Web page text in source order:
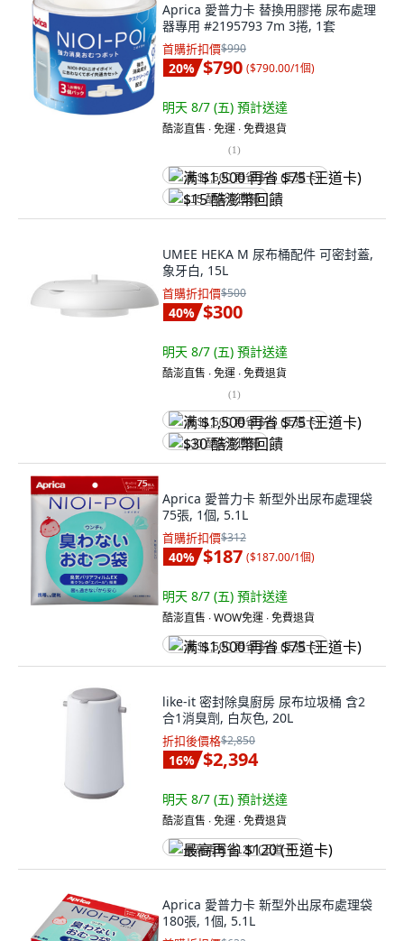
Aprica 愛普力卡 替換用膠捲 尿布處理
器專用 #2195793 7m 3捲, 1套
首購折扣價$990
20% $790 ($790.00/1個)
明天 8/7 (五) 預計送達
酷澎直售 ∙ 免運 ∙ 免費退貨
(1)
满 $1,500 再省 $75 (王道卡)
$15 酷澎幣回饋
UMEE HEKA M 尿布桶配件 可密封蓋,
象牙白, 15L
首購折扣價$500
40% $300
明天 8/7 (五) 預計送達
酷澎直售 ∙ 免運 ∙ 免費退貨
(1)
满 $1,500 再省 $75 (王道卡)
$30 酷澎幣回饋
Aprica 愛普力卡 新型外出尿布處理袋
75張, 1個, 5.1L
首購折扣價$312
40% $187 ($187.00/1個)
明天 8/7 (五) 預計送達
酷澎直售 ∙ WOW免運 ∙ 免費退貨
满 $1,500 再省 $75 (王道卡)
like-it 密封除臭廚房 尿布垃圾桶 含2
合1消臭劑, 白灰色, 20L
折扣後價格$2,850
16% $2,394
明天 8/7 (五) 預計送達
酷澎直售 ∙ 免運 ∙ 免費退貨
最高再省 $120 (王道卡)
Aprica 愛普力卡 新型外出尿布處理袋
180張, 1個, 5.1L